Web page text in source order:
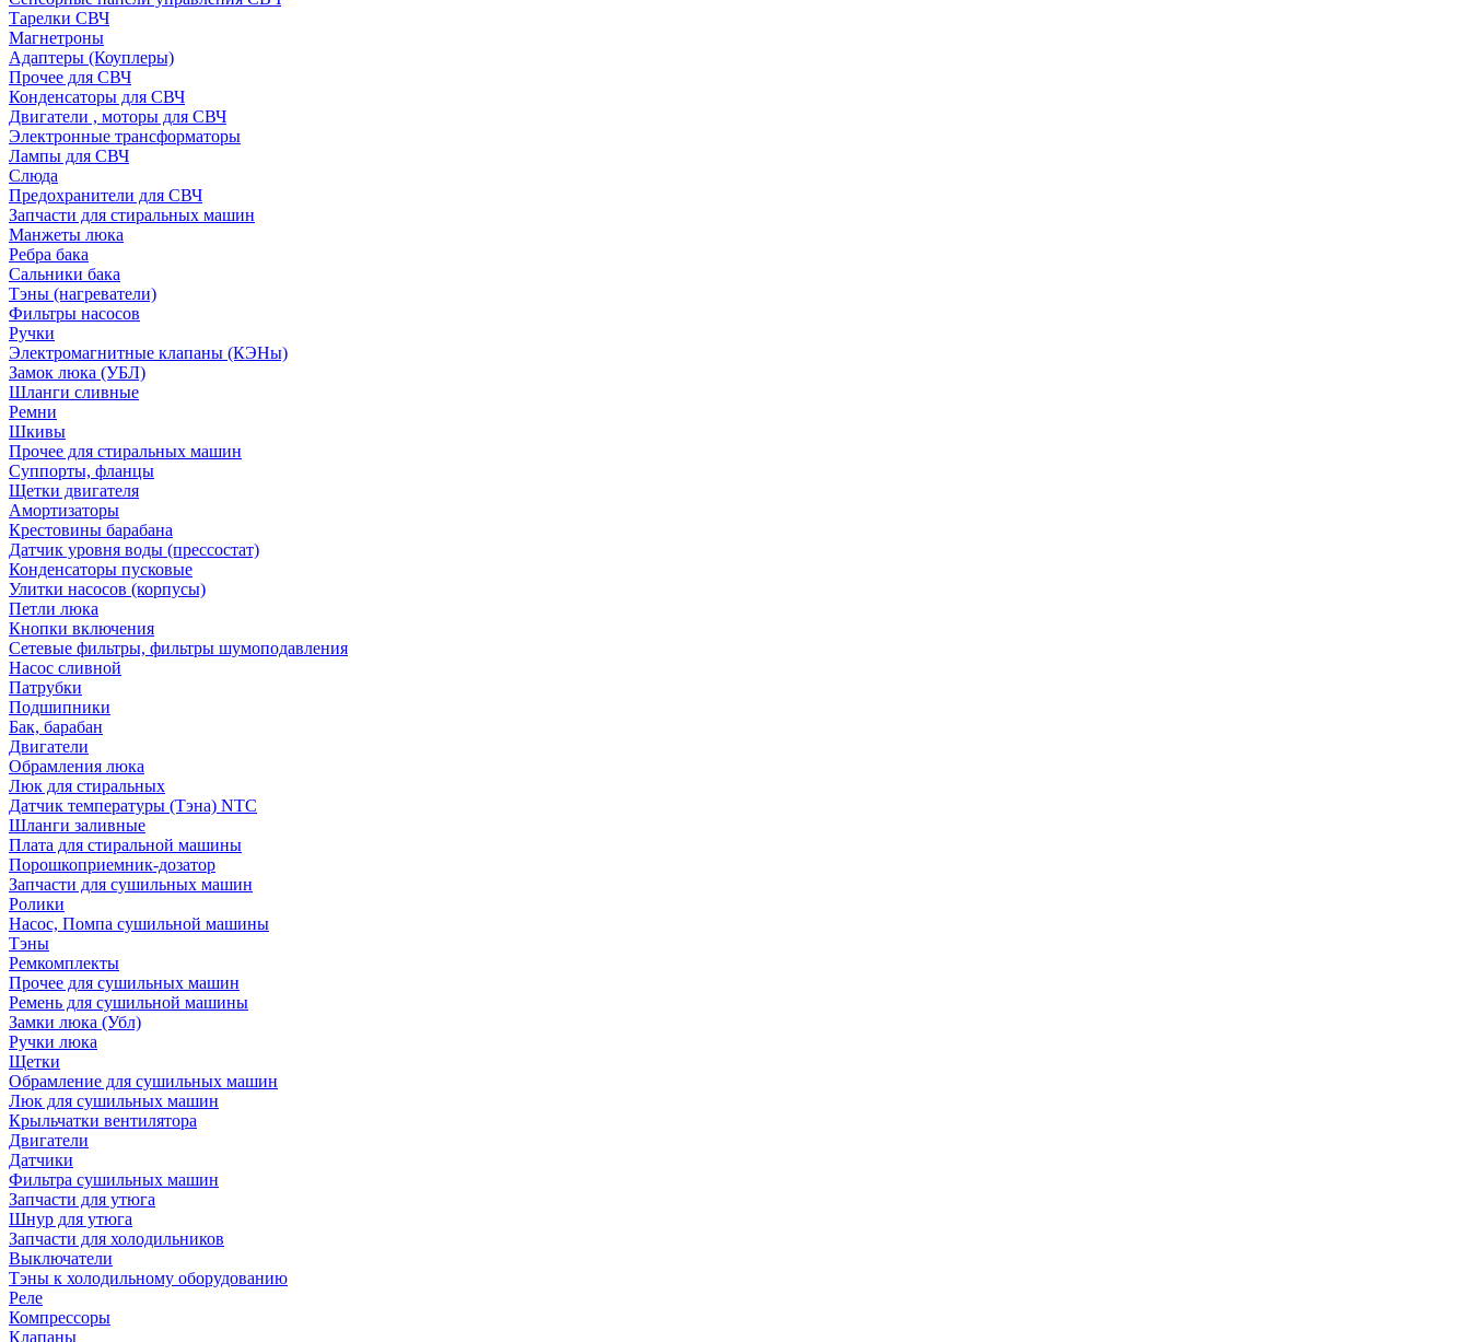
Тарелки СВЧ
Магнетроны
Адаптеры (Коуплеры)
Прочее для СВЧ
Конденсаторы для СВЧ
Двигатели , моторы для СВЧ
Электронные трансформаторы
Лампы для СВЧ
Слюда
Предохранители для СВЧ
Запчасти для стиральных машин
Манжеты люка
Ребра бака
Сальники бака
Тэны (нагреватели)
Фильтры насосов
Ручки
Электромагнитные клапаны (КЭНы)
Замок люка (УБЛ)
Шланги сливные
Ремни
Шкивы
Прочее для стиральных машин
Суппорты, фланцы
Щетки двигателя
Амортизаторы
Крестовины барабана
Датчик уровня воды (прессостат)
Конденсаторы пусковые
Улитки насосов (корпусы)
Петли люка
Кнопки включения
Сетевые фильтры, фильтры шумоподавления
Насос сливной
Патрубки
Подшипники
Бак, барабан
Двигатели
Обрамления люка
Люк для стиральных
Датчик температуры (Тэна) NTC
Шланги заливные
Плата для стиральной машины
Порошкоприемник-дозатор
Запчасти для сушильных машин
Ролики
Насос, Помпа сушильной машины
Тэны
Ремкомплекты
Прочее для сушильных машин
Ремень для сушильной машины
Замки люка (Убл)
Ручки люка
Щетки
Обрамление для сушильных машин
Люк для сушильных машин
Крыльчатки вентилятора
Двигатели
Датчики
Фильтра сушильных машин
Запчасти для утюга
Шнур для утюга
Запчасти для холодильников
Выключатели
Тэны к холодильному оборудованию
Реле
Компрессоры
Клапаны